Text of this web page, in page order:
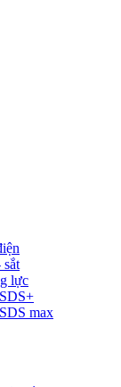
lực
max